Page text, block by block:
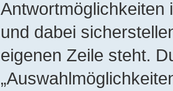
Antwortmöglichkeiten
und dabei
eigenen Zeile steht.